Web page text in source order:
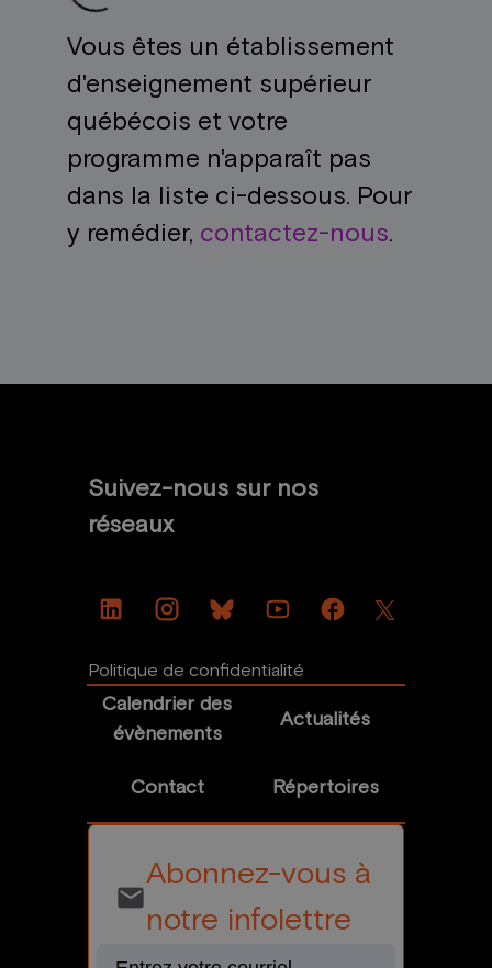
Vous êtes un établissement
d'enseignement supérieur
québécois et votre
programme n'apparaît pas
dans la liste ci-dessous. Pour
y remédier, contactez-nous.
Suivez-nous sur nos
réseaux
Politique de confidentialité
Calendrier des
évènements
Actualités
Contact Répertoires
email
Abonnez-vous à
notre infolettre